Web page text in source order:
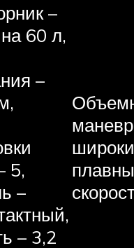
–
60 л,
–
5,
–
– 3,2